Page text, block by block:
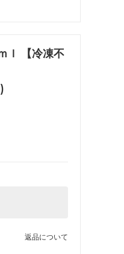
ｌ 【冷凍不
返品について